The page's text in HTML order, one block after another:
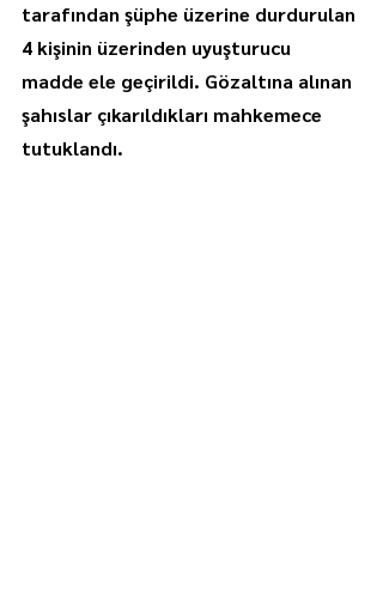
tarafından şüphe üzerine durdurulan
4 kişinin üzerinden uyuşturucu
madde ele geçirildi. Gözaltına alınan
şahıslar çıkarıldıkları mahkemece
tutuklandı.